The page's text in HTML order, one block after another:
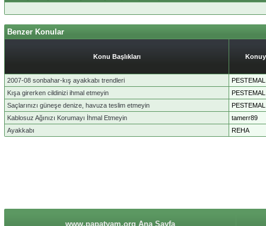
Benzer Konular
Konu Başlıkları
2007-08 sonbahar-kış ayakkabı trendleri
PESTEMAL
Kışa girerken cildinizi ihmal etmeyin
PESTEMAL
Saçlarınızı güneşe denize, havuza teslim etmeyin
PESTEMAL
Kablosuz Ağınızı Korumayı İhmal Etmeyin
tamerr89
Ayakkabı
REHA
www.papatyam.org Ana Sayfa